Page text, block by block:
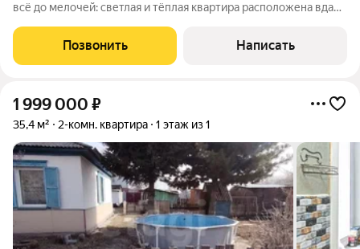
всё до мелочей: светлая и тёплая квартира расположена вдали
спокойствие гарантированы. После удачной перепланировки
из 2комнатной получилась
Позвонить Написать
1 999 000 ₽
35,4 м² 2-комн. квартира 1 этаж из 1